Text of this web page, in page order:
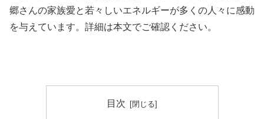
郷さんの家族愛と若々しいエネルギーが多くの人々に感動
を与えています。詳細は本文でご確認ください。
目次